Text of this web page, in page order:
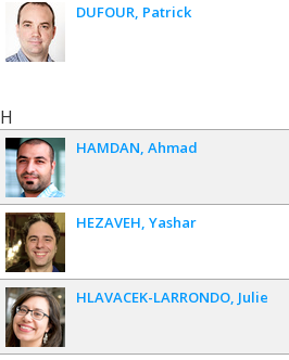
DUFOUR Patrick
H
HAMDAN Ahmad
HEZAVEH Yashar
HLAVACEK-LARRONDO Julie